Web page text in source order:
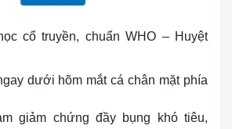
cổ truyền, chuẩn WHO – Huyệt
dưới hõm mắt cá chân mặt phía
giảm chứng đầy bụng khó tiêu,